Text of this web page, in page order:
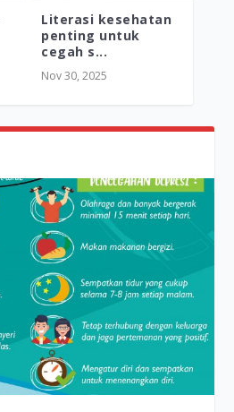
Literasi kesehatan
penting untuk
cegah s...
Nov 30, 2025